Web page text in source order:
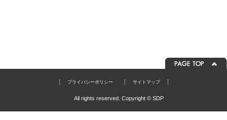
プライバシーポリシー サイトマップ
All rights reserved. Copyright © SDP